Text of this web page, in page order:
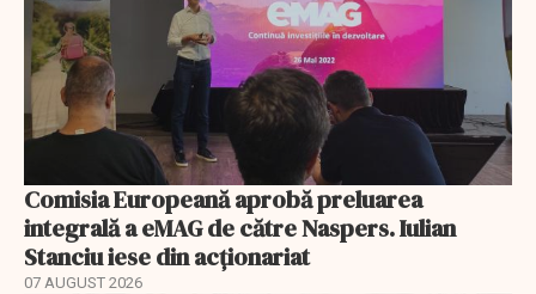
Comisia Europeană aprobă preluarea
integrală a eMAG de către Naspers. Iulian
Stanciu iese din acționariat
07 AUGUST 2026